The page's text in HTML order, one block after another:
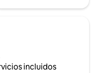
incluidos